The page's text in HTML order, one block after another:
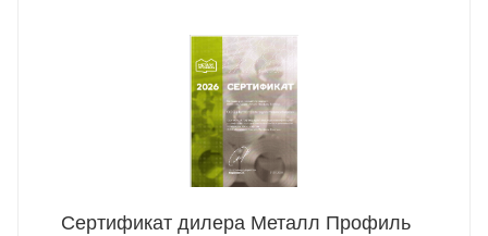
Сертификат дилера Металл Профиль